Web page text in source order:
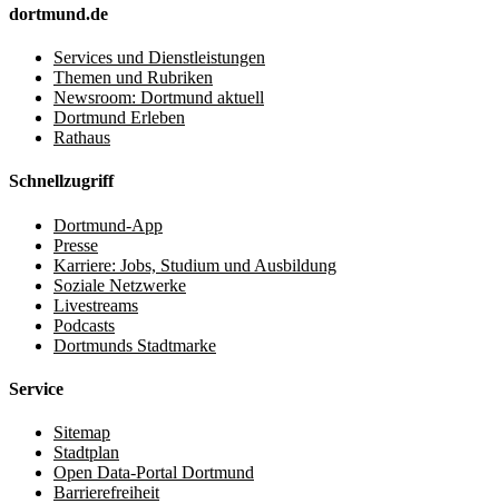
dortmund.de
Services und Dienstleistungen
Themen und Rubriken
Newsroom: Dortmund aktuell
Dortmund Erleben
Rathaus
Schnellzugriff
Dortmund-App
Presse
Karriere: Jobs, Studium und Ausbildung
Soziale Netzwerke
Livestreams
Podcasts
Dortmunds Stadtmarke
Service
Sitemap
Stadtplan
Open Data-Portal Dortmund
Barrierefreiheit